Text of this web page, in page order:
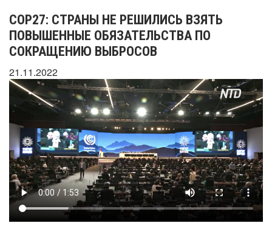
COP27: СТРАНЫ НЕ РЕШИЛИСЬ ВЗЯТЬ
ПОВЫШЕННЫЕ ОБЯЗАТЕЛЬСТВА ПО
СОКРАЩЕНИЮ ВЫБРОСОВ
21.11.2022